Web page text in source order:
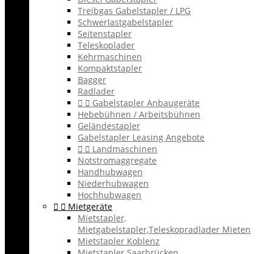
Treibgas Gabelstapler / LPG
Schwerlastgabelstapler
Seitenstapler
Teleskoplader
Kehrmaschinen
Kompaktstapler
Bagger
Radlader
  Gabelstapler Anbaugeräte
Hebebühnen / Arbeitsbühnen
Geländestapler
Gabelstapler Leasing Angebote
  Landmaschinen
Notstromaggregate
Handhubwagen
Niederhubwagen
Hochhubwagen
  Mietgeräte
Mietstapler,
Mietgabelstapler,Teleskopradlader Mieten
Mietstapler Koblenz